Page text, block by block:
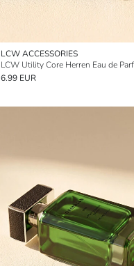
LCW ACCESSORIES
6.99 EUR